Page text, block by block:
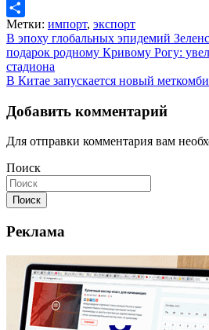
LiveJournal
Отправить
Метки: импорт, экспорт
Навигация
по
записям
В эпоху глобальных эпидемий
подарок родному Кривому Рогу:
стадиона
В Китае запускается новый
Добавить комментарий
Для отправки комментария вам
Поиск
Поиск
Реклама